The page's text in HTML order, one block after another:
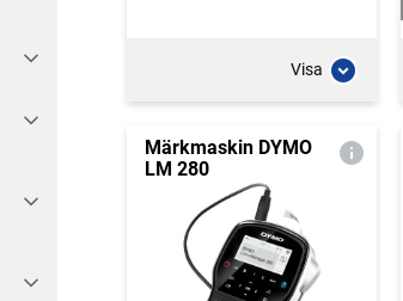
Visa
Märkmaskin DYMO
LM 280